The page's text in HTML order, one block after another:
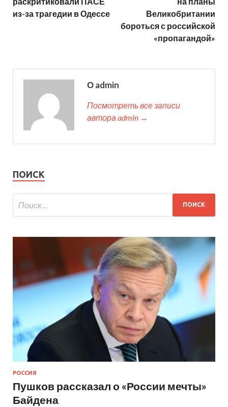
из-за трагедии в Одессе
Великобритании
бороться с российской
«пропагандой»
О admin
Посмотреть все записи
автора admin →
ПОИСК
РОССИЯ
Пушков рассказал о «России мечты»
Байдена